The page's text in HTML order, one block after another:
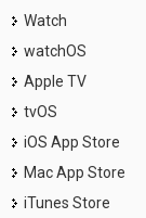
Watch
watchOS
Apple TV
tvOS
iOS App Store
Mac App Store
iTunes Store